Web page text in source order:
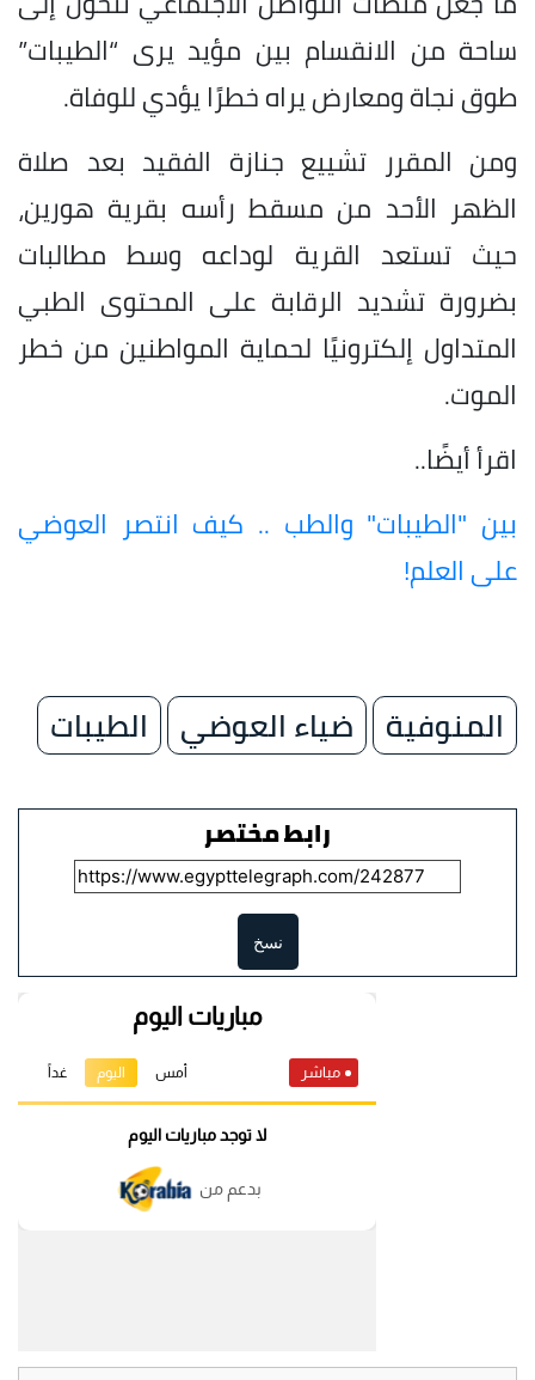
ساحة من الانقسام بين مؤيد يرى “الطيبات”
طوق نجاة ومعارض يراه خطرًا يؤدي للوفاة.
ومن المقرر تشييع جنازة الفقيد بعد صلاة
الظهر الأحد من مسقط رأسه بقرية هورين،
حيث تستعد القرية لوداعه وسط مطالبات
بضرورة تشديد الرقابة على المحتوى الطبي
المتداول إلكترونيًا لحماية المواطنين من خطر
الموت.
اقرأ أيضًا..
بين "الطيبات" والطب .. كيف انتصر العوضي
على العلم!
المنوفية ضياء العوضي الطيبات
رابط مختصر
نسخ